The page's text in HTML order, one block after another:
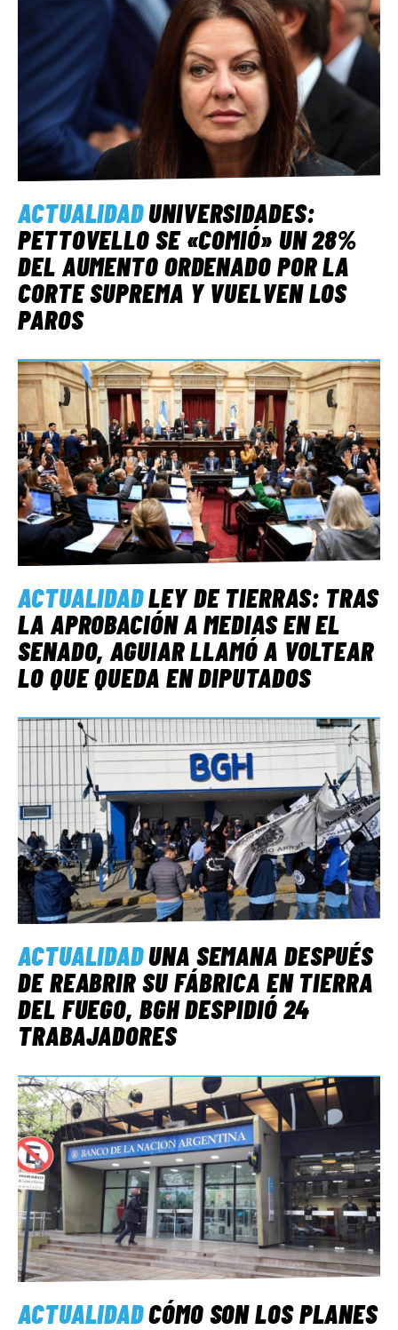
ACTUALIDADUNIVERSIDADES:
PETTOVELLO SE «COMIÓ» UN 28%
DEL AUMENTO ORDENADO POR LA
CORTE SUPREMA Y VUELVEN LOS
PAROS
ACTUALIDADLEY DE TIERRAS: TRAS
LA APROBACIÓN A MEDIAS EN EL
SENADO, AGUIAR LLAMÓ A VOLTEAR
LO QUE QUEDA EN DIPUTADOS
ACTUALIDADUNA SEMANA DESPUÉS
DE REABRIR SU FÁBRICA EN TIERRA
DEL FUEGO, BGH DESPIDIÓ 24
TRABAJADORES
ACTUALIDADCÓMO SON LOS PLANES